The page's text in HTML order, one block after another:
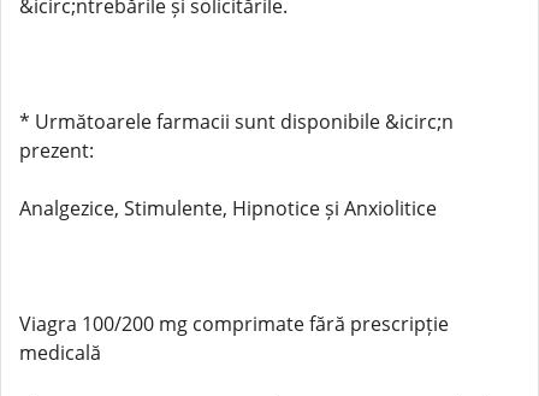
&icirc;ntrebările și solicitările.
* Următoarele farmacii sunt disponibile &icirc;n
prezent:
Analgezice, Stimulente, Hipnotice și Anxiolitice
Viagra 100/200 mg comprimate fără prescripție
medicală